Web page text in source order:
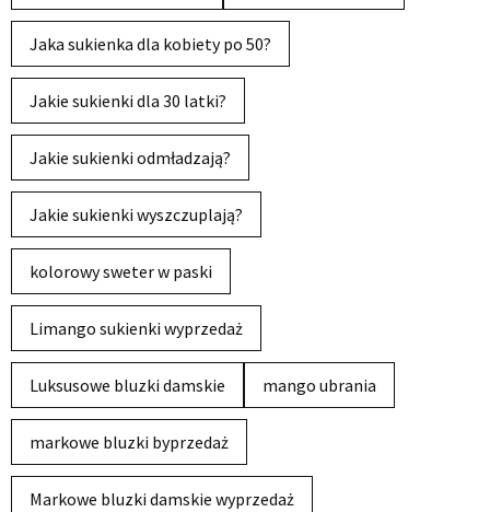
Jaka sukienka dla kobiety po 50?
Jakie sukienki dla 30 latki?
Jakie sukienki odmładzają?
Jakie sukienki wyszczuplają?
kolorowy sweter w paski
Limango sukienki wyprzedaż
Luksusowe bluzki damskie mango ubrania
markowe bluzki byprzedaż
Markowe bluzki damskie wyprzedaż